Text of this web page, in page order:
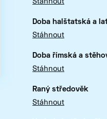
Doba halštatská a
Stáhnout
Doba římská a
Stáhnout
Raný středověk
Stáhnout